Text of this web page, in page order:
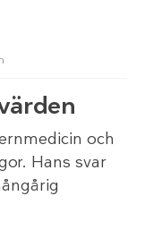
och
Hans svar